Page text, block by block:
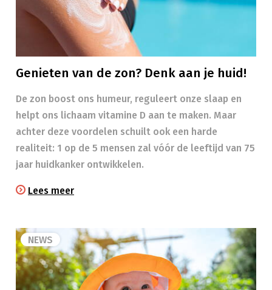
Genieten van de zon? Denk aan je huid!
​​De zon boost ons humeur, reguleert onze slaap en
helpt ons lichaam vitamine D aan te maken. Maar
achter deze voordelen schuilt ook een harde
realiteit: 1 op de 5 mensen zal vóór de leeftijd van 75
jaar huidkanker ontwikkelen.
Lees meer
NEWS